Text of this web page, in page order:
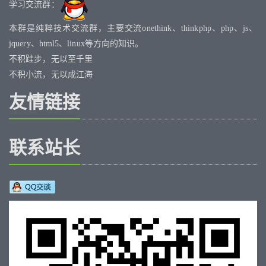
学习交流群：
本群是纯粹技术交流群，主要交流onethink、thinkphp、php、js、
jquery、html5、linux等方向的知识。
不积跬步，无以至千里
不积小流，无以成江海
友情链接
联系站长